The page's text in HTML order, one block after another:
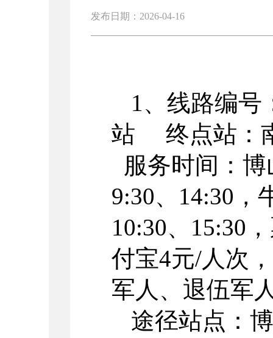
发布日期：2026-04-16
1、线路编
站 终点站：
服务时间：
9:30、14:30，
10:30、15:30
付宝4元/人次
军人、退伍军
途径站点：